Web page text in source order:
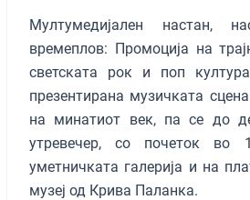
Мултумедијален настан,
времеплов: Промоција на
светската рок и поп
презентирана музичката
на минатиот век, па се до
утревечер, со почеток во
уметничката галерија и на
музеј од Крива Паланка.